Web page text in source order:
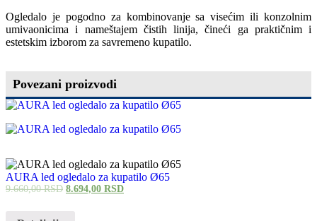
Ogledalo je pogodno za kombinovanje sa visećim ili konzolnim
umivaonicima i nameštajem čistih linija, čineći ga praktičnim i
estetskim izborom za savremeno kupatilo.
Povezani proizvodi
AURA led ogledalo za kupatilo Ø65
9.660,00RSD 8.694,00 RSD